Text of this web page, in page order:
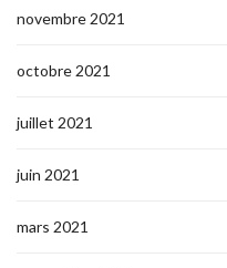
novembre 2021
octobre 2021
juillet 2021
juin 2021
mars 2021